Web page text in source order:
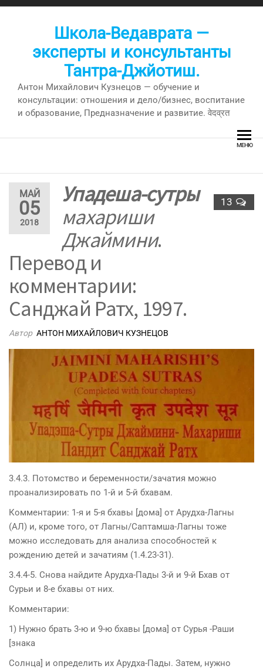
Перейти
Школа-Ведаврата —
эксперты и консультанты
Тантра-Джйотиш.
Антон Михайлович Кузнецов — обучение и
консультации: отношения и дело/бизнес, воспитание
и образование, Предназначение и развитие. वेदव्रत
МЕНЮ
МАЙ
05
2018
13
Упадеша-сутры
махариши
Джаймини.
Перевод и
комментарии:
Санджай Ратх, 1997.
Автор АНТОН МИХАЙЛОВИЧ КУЗНЕЦОВ
3.4.3. Потомство и беременности/зачатия можно
проанализировать по 1-й и 5-й бхавам.
Комментарии: 1-я и 5-я бхавы [дома] от Арудха-Лагны
(АЛ) и, кроме того, от Лагны/Саптамша-Лагны тоже
можно исследовать для анализа способностей к
рождению детей и зачатиям (1.4.23-31).
3.4.4-5. Снова найдите Арудха-Пады 3-й и 9-й Бхав от
Сурьи и 8-е бхавы от них.
Комментарии:
1) Нужно брать 3-ю и 9-ю бхавы [дома] от Сурья -Раши
[знака
Солнца] и определить их Арудха-Пады. Затем, нужно